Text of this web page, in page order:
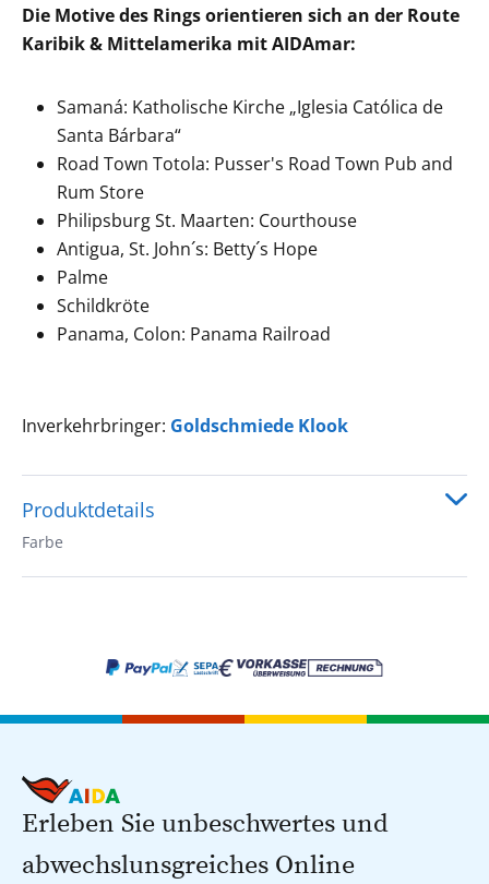
Die Motive des Rings orientieren sich an der Route
Karibik & Mittelamerika mit AIDAmar:
Samaná: Katholische Kirche „Iglesia Católica de
Santa Bárbara“
Road Town Totola: Pusser's Road Town Pub and
Rum Store
Philipsburg St. Maarten: Courthouse
Antigua, St. John´s: Betty´s Hope
Palme
Schildkröte
Panama, Colon: Panama Railroad
Inverkehrbringer: Goldschmiede Klook
Produktdetails
Farbe
Erleben Sie unbeschwertes und
abwechslunsgreiches Online